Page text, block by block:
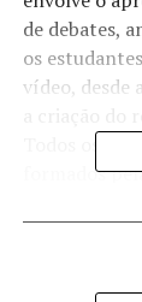
de debates,
os
vídeo, desde
Todos os
formados